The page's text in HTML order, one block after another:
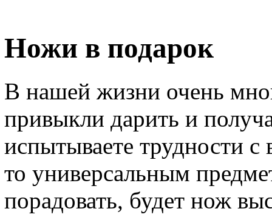
Ножи в подарок
В нашей жизни очень
привыкли дарить и
испытываете трудности
то универсальным
порадовать, будет нож